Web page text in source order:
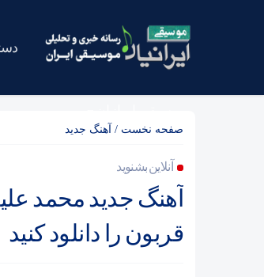
صفحه نخست / آهنگ جدید
آنلاین بشنوید
آهنگ جدید محمد
قربون را دانلود کنید